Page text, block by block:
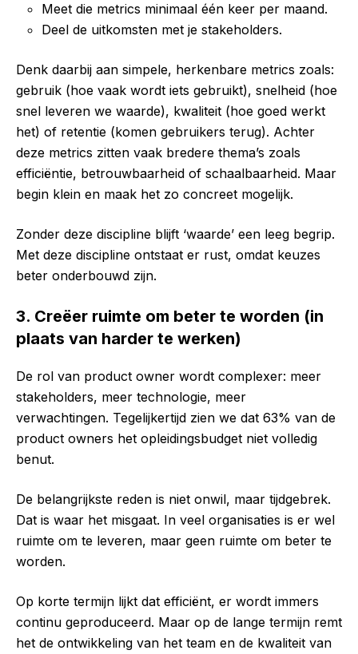
Meet die metrics minimaal één keer per maand.
Deel de uitkomsten met je stakeholders.
Denk daarbij aan simpele, herkenbare metrics zoals:
gebruik (hoe vaak wordt iets gebruikt), snelheid (hoe
snel leveren we waarde), kwaliteit (hoe goed werkt
het) of retentie (komen gebruikers terug). Achter
deze metrics zitten vaak bredere thema’s zoals
efficiëntie, betrouwbaarheid of schaalbaarheid. Maar
begin klein en maak het zo concreet mogelijk.
Zonder deze discipline blijft ‘waarde’ een leeg begrip.
Met deze discipline ontstaat er rust, omdat keuzes
beter onderbouwd zijn.
3. Creëer ruimte om beter te worden (in
plaats van harder te werken)
De rol van product owner wordt complexer: meer
stakeholders, meer technologie, meer
verwachtingen. Tegelijkertijd zien we dat 63% van de
product owners het opleidingsbudget niet volledig
benut.
De belangrijkste reden is niet onwil, maar tijdgebrek.
Dat is waar het misgaat. In veel organisaties is er wel
ruimte om te leveren, maar geen ruimte om beter te
worden.
Op korte termijn lijkt dat efficiënt, er wordt immers
continu geproduceerd. Maar op de lange termijn remt
het de ontwikkeling van het team en de kwaliteit van